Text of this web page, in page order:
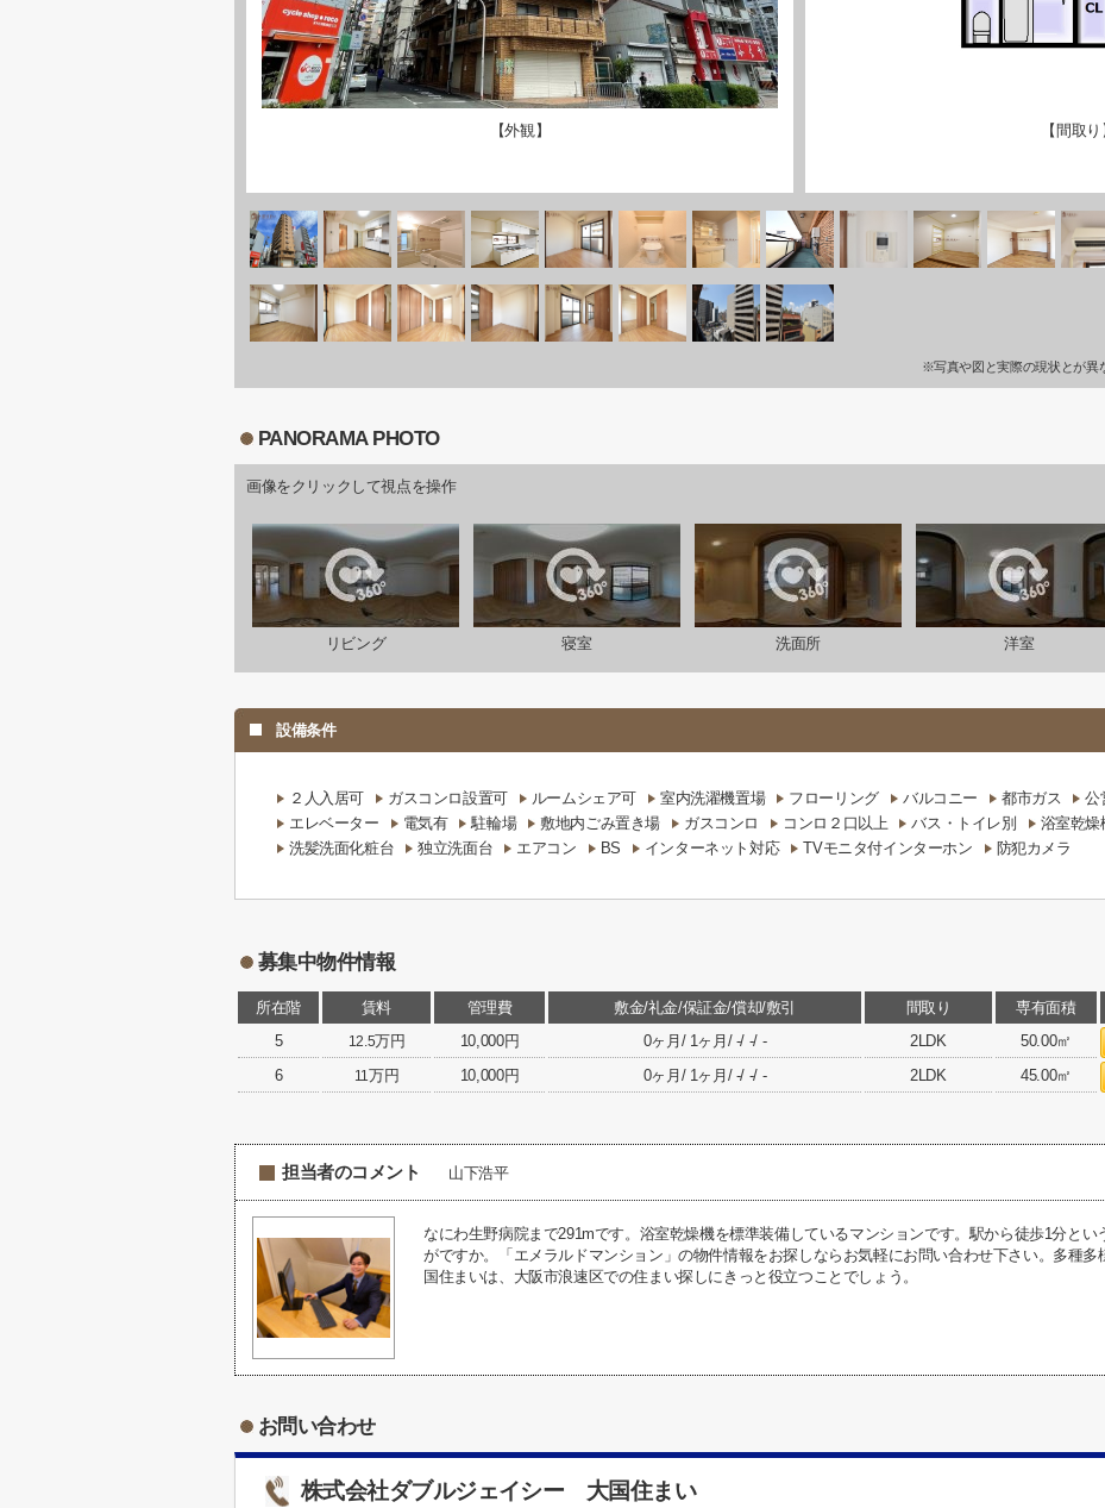
【外観】 【間取り
※写真や図と実際の現状とが異
PANORAMA PHOTO
画像をクリックして視点を操作
リビング 寝室 洗面所 洋室
設備条件
２人入居可 ガスコンロ設置可 ルームシェア可 室内洗濯機置場 フローリング バルコニー 都市ガス 公
エレベーター
電気有 駐輪場 敷地内ごみ置き場 ガスコンロ コンロ２口以上 バス・トイレ別 浴室乾燥
洗髪洗面化粧台
独立洗面台 エアコン BS インターネット対応 TVモニタ付インターホン 防犯カメラ
募集中物件情報
所在階 賃料 管理費 敷金/礼金/保証金/償却/敷引 間取り 専有面積
5
12.5万円 10,000円 0ヶ月/ 1ヶ月/ -/ -/ - 2LDK 50.00㎡
6
11万円 10,000円 0ヶ月/ 1ヶ月/ -/ -/ - 2LDK 45.00㎡
担当者のコメント 山下浩平
なにわ生野病院まで291mです。浴室乾燥機を標準装備しているマンションです。駅から徒歩1分と
がですか。「エメラルドマンション」の物件情報をお探しならお気軽にお問い合わせ下さい。多種
国住まいは、大阪市浪速区での住まい探しにきっと役立つことでしょう。
お問い合わせ
株式会社ダブルジェイシー 大国住まい